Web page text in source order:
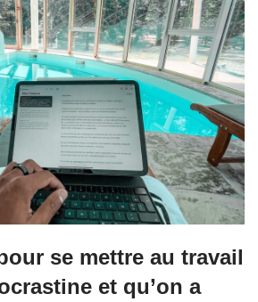
se mettre au travail
et qu’on a